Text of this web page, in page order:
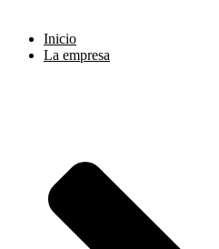
Inicio
La empresa